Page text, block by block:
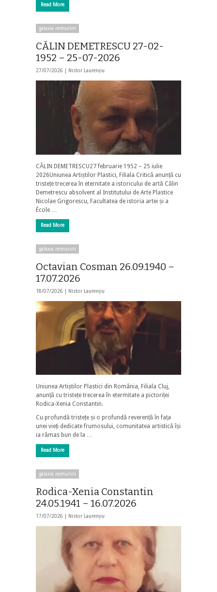
Read More
galaxia nemuririi
CĂLIN DEMETRESCU 27-02-
1952 – 25-07-2026
27/07/2026 | Nistor Laurențiu
CĂLIN DEMETRESCU27 februarie 1952 – 25 iulie
2026Uniunea Artiștilor Plastici, Filiala Critică anunță cu
tristețe trecerea în eternitate a istoricului de artă Călin
Demetrescu absolvent al Institutului de Arte Plastice
Nicolae Grigorescu, Facultatea de istoria artei și a
École …
Read More
galaxia nemuririi
Octavian Cosman 26.09.1940 –
17.07.2026
18/07/2026 | Nistor Laurențiu
Uniunea Artiștilor Plastici din România, Filiala Cluj,
anunță cu tristețe trecerea în etermitate a pictoriței
Rodica-Xenia Constantin.
Cu profundă tristețe și o profundă reverență în fața
unei vieți dedicate frumosului, comunitatea artistică își
ia rămas bun de la …
Read More
galaxia nemuririi
Rodica-Xenia Constantin
24.05.1941 – 16.07.2026
17/07/2026 | Nistor Laurențiu